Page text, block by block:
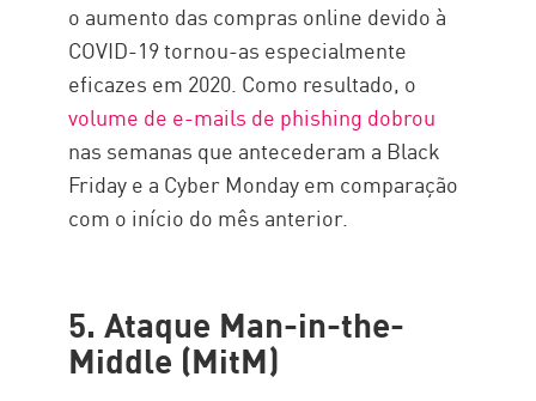
o aumento das compras online devido à
COVID-19 tornou-as especialmente
eficazes em 2020. Como resultado, o
volume de e-mails de phishing dobrou
nas semanas que antecederam a Black
Friday e a Cyber Monday em comparação
com o início do mês anterior.
5. Ataque Man-in-the-
Middle (MitM)